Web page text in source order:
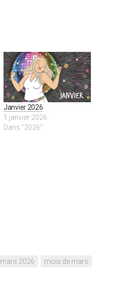
Janvier 2026
1 janvier 2026
Dans "2026"
mars 2026 mois de mars